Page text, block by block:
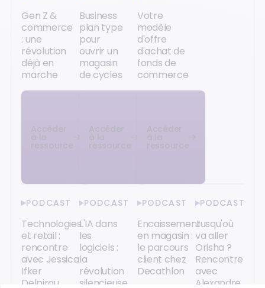
Gen Z &
commerce
: une
révolution
déjà en
marche
Accéder
à la
ressource
Business
plan type
pour
ouvrir un
magasin
de cycles
Accéder
à la
ressource
Votre
modèle
d'offre
d'achat de
fonds de
commerce
Accéder
à la
ressource
PODCAST
Technologies
et retail :
rencontre
avec Jessica
Ifker
Delpirou
PODCAST
L'IA dans
les
logiciels :
la
révolution
silencieuse
PODCAST
Encaissement
en magasin :
le parcours
client chez
Decathlon
PODCAST
Jusqu'où
va aller
Orisha ?
Rencontre
avec
Alexandre